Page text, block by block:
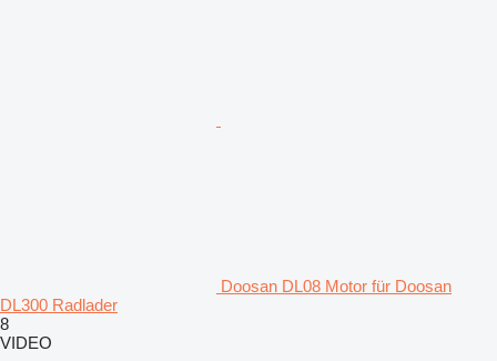
Doosan DL08 Motor für Doosan
DL300 Radlader
8
VIDEO